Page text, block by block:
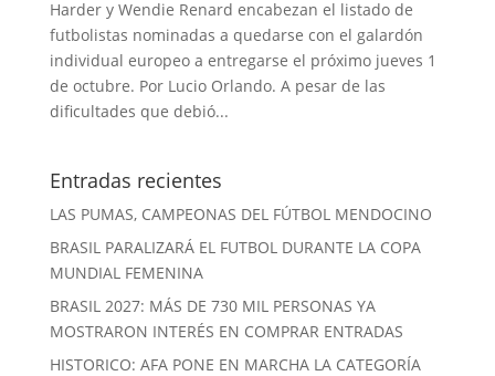
Harder y Wendie Renard encabezan el listado de
futbolistas nominadas a quedarse con el galardón
individual europeo a entregarse el próximo jueves 1
de octubre. Por Lucio Orlando. A pesar de las
dificultades que debió...
Entradas recientes
LAS PUMAS, CAMPEONAS DEL FÚTBOL MENDOCINO
BRASIL PARALIZARÁ EL FUTBOL DURANTE LA COPA
MUNDIAL FEMENINA
BRASIL 2027: MÁS DE 730 MIL PERSONAS YA
MOSTRARON INTERÉS EN COMPRAR ENTRADAS
HISTORICO: AFA PONE EN MARCHA LA CATEGORÍA